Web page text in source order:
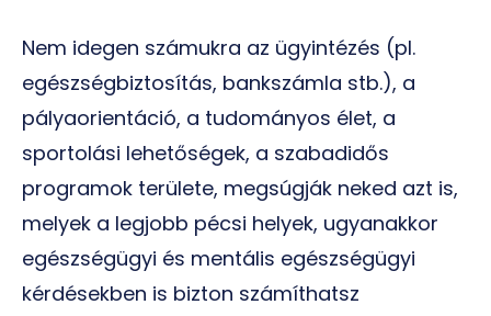
Nem idegen számukra az ügyintézés (pl.
egészségbiztosítás, bankszámla stb.), a
pályaorientáció, a tudományos élet, a
sportolási lehetőségek, a szabadidős
programok területe, megsúgják neked azt is,
melyek a legjobb pécsi helyek, ugyanakkor
egészségügyi és mentális egészségügyi
kérdésekben is bizton számíthatsz